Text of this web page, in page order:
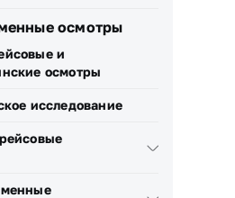
осмотры
и
осмотры
исследование